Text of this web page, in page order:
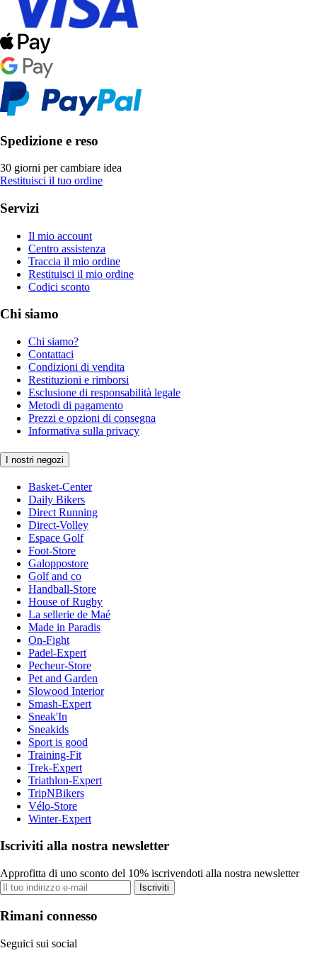
Spedizione e reso
30 giorni per cambiare idea
Restituisci il tuo ordine
Servizi
Il mio account
Centro assistenza
Traccia il mio ordine
Restituisci il mio ordine
Codici sconto
Chi siamo
Chi siamo?
Contattaci
Condizioni di vendita
Restituzioni e rimborsi
Esclusione di responsabilità legale
Metodi di pagamento
Prezzi e opzioni di consegna
Informativa sulla privacy
I nostri negozi
Basket-Center
Daily Bikers
Direct Running
Direct-Volley
Espace Golf
Foot-Store
Galoppostore
Golf and co
Handball-Store
House of Rugby
La sellerie de Maé
Made in Paradis
On-Fight
Padel-Expert
Pecheur-Store
Pet and Garden
Slowood Interior
Smash-Expert
Sneak'In
Sneakids
Sport is good
Training-Fit
Trek-Expert
Triathlon-Expert
TripNBikers
Vélo-Store
Winter-Expert
Iscriviti alla nostra newsletter
Approfitta di uno sconto del 10% iscrivendoti alla nostra newsletter
Iscriviti
Rimani connesso
Seguici sui social